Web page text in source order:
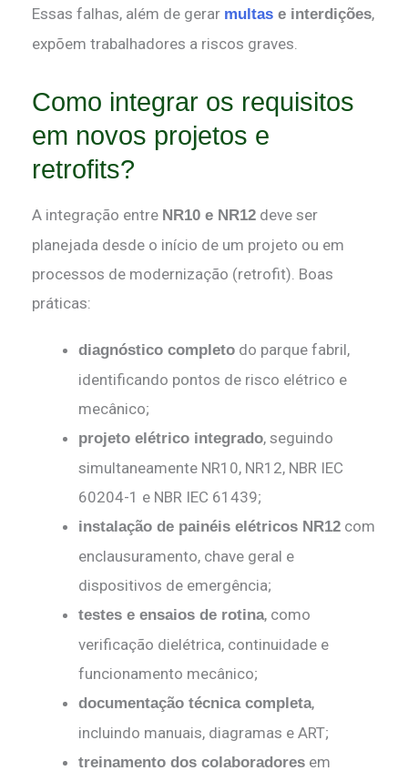
Essas falhas, além de gerar multas e interdições,
expõem trabalhadores a riscos graves.
Como integrar os requisitos
em novos projetos e
retrofits?
A integração entre NR10 e NR12 deve ser
planejada desde o início de um projeto ou em
processos de modernização (retrofit). Boas
práticas:
diagnóstico completo do parque fabril,
identificando pontos de risco elétrico e
mecânico;
projeto elétrico integrado, seguindo
simultaneamente NR10, NR12, NBR IEC
60204-1 e NBR IEC 61439;
instalação de painéis elétricos NR12 com
enclausuramento, chave geral e
dispositivos de emergência;
testes e ensaios de rotina, como
verificação dielétrica, continuidade e
funcionamento mecânico;
documentação técnica completa,
incluindo manuais, diagramas e ART;
treinamento dos colaboradores em